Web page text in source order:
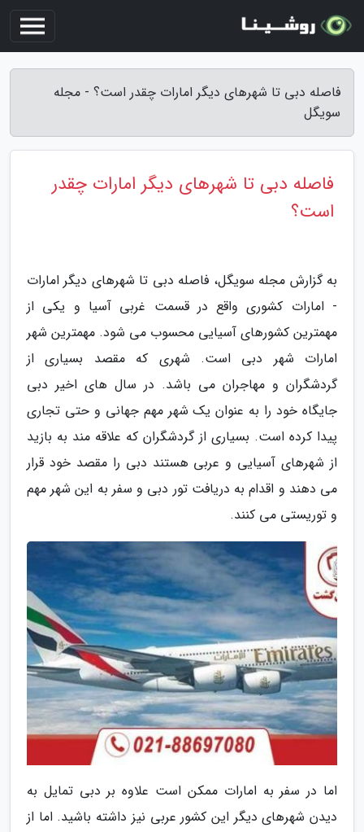
فاصله دبی تا شهرهای دیگر امارات چقدر است؟ - مجله
سویگل
فاصله دبی تا شهرهای دیگر امارات چقدر
است؟
به گزارش مجله سویگل، فاصله دبی تا شهرهای دیگر امارات
- امارات کشوری واقع در قسمت غربی آسیا و یکی از
مهمترین کشورهای آسیایی محسوب می شود. مهمترین شهر
امارات شهر دبی است. شهری که مقصد بسیاری از
گردشگران و مهاجران می باشد. در سال های اخیر دبی
جایگاه خود را به عنوان یک شهر مهم جهانی و حتی تجاری
پیدا کرده است. بسیاری از گردشگران که علاقه مند به بازید
از شهرهای آسیایی و عربی هستند دبی را مقصد خود قرار
می دهند و اقدام به دریافت تور دبی و سفر به این شهر مهم
و توریستی می کنند.
اما در سفر به امارات ممکن است علاوه بر دبی تمایل به
دیدن شهرهای دیگر این کشور عربی نیز داشته باشید. اما از